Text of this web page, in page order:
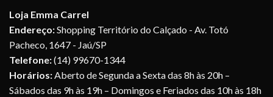
Loja Emma Carrel
Endereço:Shopping Território do Calçado - Av. Totó
Pacheco, 1647 - Jaú/SP
Telefone:(14) 99670-1344
Horários:Aberto de Segunda a Sexta das 8h às 20h –
Sábados das 9h às 19h – Domingos e Feriados das 10h às 18h